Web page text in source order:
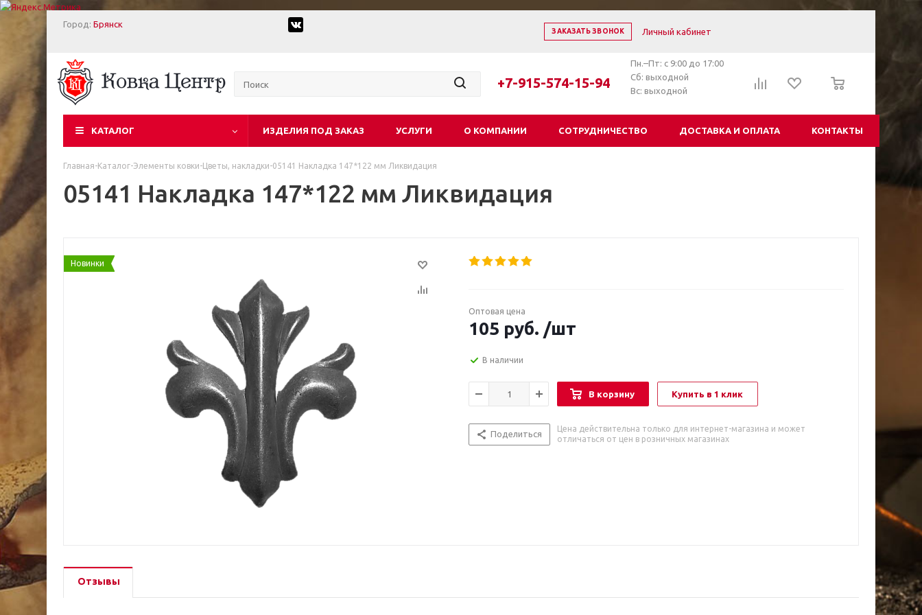
Город: Брянск
ЗАКАЗАТЬ ЗВОНОК Личный кабинет
+7-915-574-15-94
Пн.–Пт: с 9:00 до 17:00
Сб: выходной
Вс: выходной
КАТАЛОГ ИЗДЕЛИЯ ПОД ЗАКАЗ УСЛУГИ О КОМПАНИИ СОТРУДНИЧЕСТВО ДОСТАВКА И ОПЛАТА КОНТАКТЫ
Главная-Каталог-Элементы ковки-Цветы, накладки-05141 Накладка 147*122 мм Ликвидация
05141 Накладка 147*122 мм Ликвидация
Новинки
Оптовая цена
105 руб. /шт
В наличии
В корзину Купить в 1 клик
Поделиться
Цена действительна только для интернет-магазина и может
отличаться от цен в розничных магазинах
Отзывы